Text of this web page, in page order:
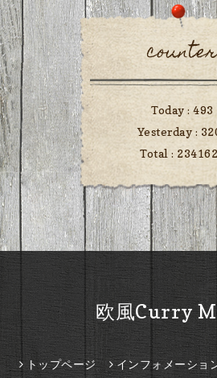
counter
Today :493
Yesterday :
Total :
欧風Curry
トップページ インフォメーショ